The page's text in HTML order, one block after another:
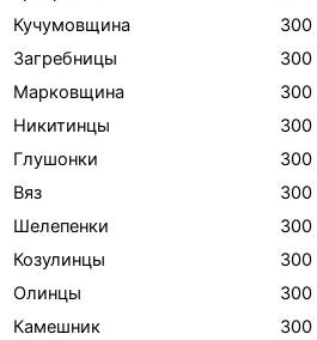
Кучумовщина
300
Загребницы
300
Марковщина
300
Никитинцы
300
Глушонки
300
Вяз
300
Шелепенки
300
Козулинцы
300
Олинцы
300
Камешник
300